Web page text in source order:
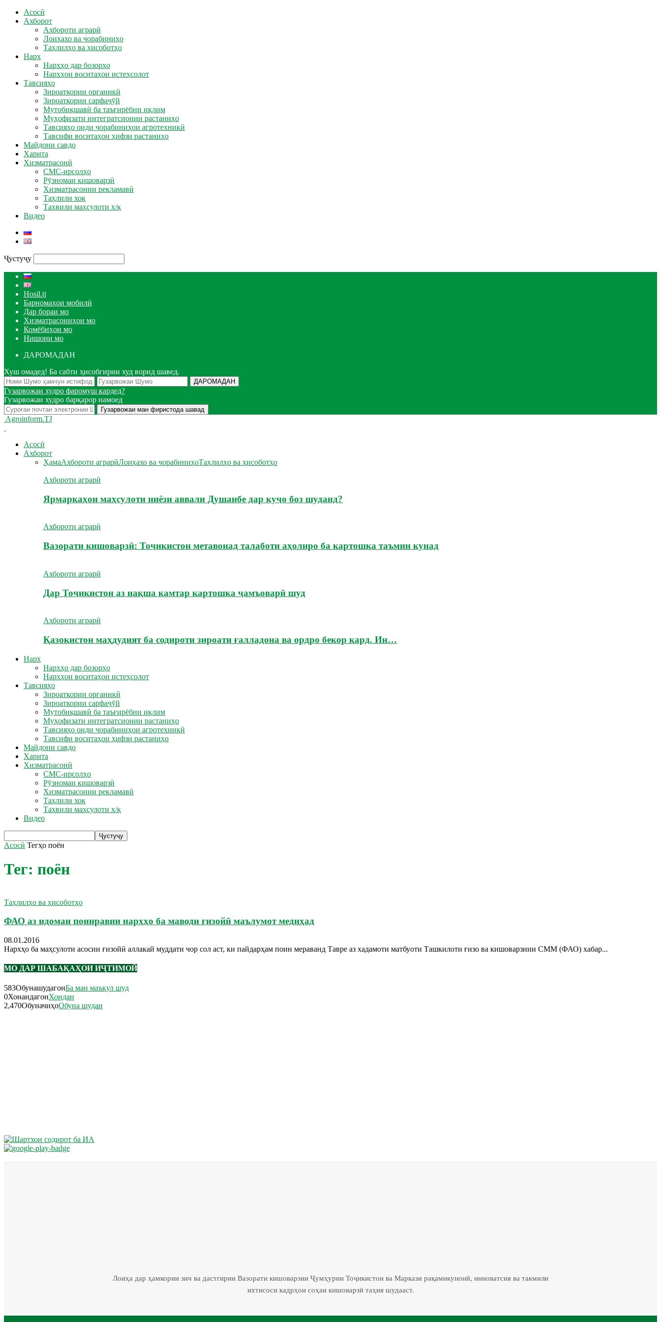
Асосӣ
Ахборот
Ахбороти аграрӣ
Лоиҳахо ва чорабиниҳо
Таҳлилҳо ва ҳисоботҳо
Нарх
Нархҳо дар бозорҳо
Нархҳои воситаҳои истеҳсолот
Тавсияҳо
Зироаткории органикӣ
Зироаткории сарфаҷӯй
Мутобиқшавӣ ба таъғирёбии иқлим
Муҳофизати интегратсионии растаниҳо
Тавсияҳо оиди чорабиниҳои агротехникӣ
Тавсифи воситаҳои ҳифзи растаниҳо
Майдони савдо
Харита
Хизматрасонӣ
СМС-ирсолҳо
Рӯзномаи кишоварзӣ
Хизматрасонии рекламавӣ
Таҳлили хок
Таҳвили маҳсулоти х/қ
Видео
Ҷустуҷу
Hosil.tj
Барномаҳои мобилӣ
Дар бораи мо
Хизматрасониҳои мо
Комёбиҳои мо
Нишони мо
ДАРОМАДАН
Хуш омадед! Ба сабти ҳисобгирии худ ворид шавед.
Гузарвожаи худро фаромуш кардед?
Гузарвожаи худро барқарор намоед
Agroinform.TJ
Асосӣ
Ахборот
ҲамаАхбороти аграрӣЛоиҳахо ва чорабиниҳоТаҳлилҳо ва ҳисоботҳо
Ахбороти аграрӣ
Ярмаркаҳои маҳсулоти ниёзи аввали Душанбе дар куҷо боз шуданд?
Ахбороти аграрӣ
Вазорати кишоварзӣ: Тоҷикистон метавонад талаботи аҳолиро ба картошка таъмин кунад
Ахбороти аграрӣ
Дар Тоҷикистон аз нақша камтар картошка ҷамъоварӣ шуд
Ахбороти аграрӣ
Қазоқистон маҳдудият ба содироти зироати ғалладона ва ордро бекор кард. Ин…
Нарх
Нархҳо дар бозорҳо
Нархҳои воситаҳои истеҳсолот
Тавсияҳо
Зироаткории органикӣ
Зироаткории сарфаҷӯй
Мутобиқшавӣ ба таъғирёбии иқлим
Муҳофизати интегратсионии растаниҳо
Тавсияҳо оиди чорабиниҳои агротехникӣ
Тавсифи воситаҳои ҳифзи растаниҳо
Майдони савдо
Харита
Хизматрасонӣ
СМС-ирсолҳо
Рӯзномаи кишоварзӣ
Хизматрасонии рекламавӣ
Таҳлили хок
Таҳвили маҳсулоти х/қ
Видео
Асосӣ Тегҳо поён
Тег: поён
Таҳлилҳо ва ҳисоботҳо
ФАО аз идомаи поинравии нархҳо ба маводи ғизойӣ маълумот медиҳад
08.01.2016
Нархҳо ба маҳсулоти асосии ғизойӣ аллакай муддати чор сол аст, ки пайдарҳам поин мераванд Тавре аз хадамоти матбуоти Ташкилоти ғизо ва кишоварзиии СММ (ФАО) хабар...
МО ДАР ШАБАҚАҲОИ ИҶТИМОӢ
583ОбунашудагонБа ман маъқул шуд
0ХонандагонХондан
2,470ОбуначиҳоОбуна шудан
Лоиҳа дар ҳамкории зич ва дастгирии Вазорати кишоварзии Ҷумҳурии Тоҷикистон ва Маркази рақамикунонӣ, инноватсия ва такмили
ихтисоси кадрҳои соҳаи кишоварзӣ таҳия шудааст.